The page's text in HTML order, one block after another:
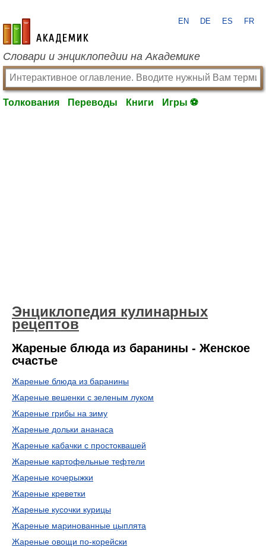
academic.ru
EN DE ES FR
Словари и энциклопедии на Академике
Толкования Переводы Книги Игры ⚽
Энциклопедия кулинарных
рецептов
Жареные блюда из баранины - Женское
счастье
Жареные блюда из баранины
Жареные вешенки с зеленым луком
Жареные грибы на зиму
Жареные дольки ананаса
Жареные кабачки с простоквашей
Жареные картофельные тефтели
Жареные кочерыжки
Жареные креветки
Жареные кусочки курицы
Жареные маринованные цыплята
Жареные овощи по-корейски